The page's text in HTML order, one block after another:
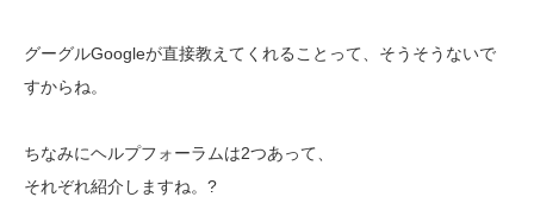
グーグルGoogleが直接教えてくれることって、そうそうないで
すからね。
ちなみにヘルプフォーラムは2つあって、
それぞれ紹介しますね。?